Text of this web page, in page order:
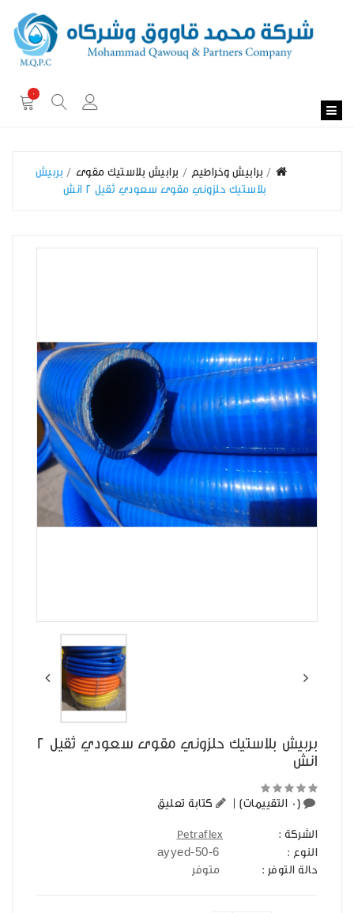
0
برابيش وخراطيم برابيش بلاستيك مقوى
بربيش
بلاستيك حلزوني مقوى سعودي ثقيل 2 انش
بربيش بلاستيك حلزوني مقوى سعودي ثقيل 2
انش
(0 التقييمات) كتابة تعليق
الشركة :
Petraflex
النوع :
حالة التوفر : متوفر